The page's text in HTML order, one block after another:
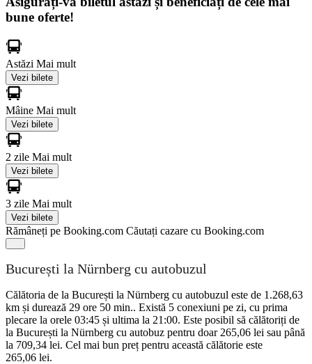
bune oferte!
Astăzi Mai mult
Vezi bilete
Mâine Mai mult
Vezi bilete
2 zile Mai mult
Vezi bilete
3 zile Mai mult
Vezi bilete
Rămâneți pe Booking.com Căutați cazare cu Booking.com
București la Nürnberg cu autobuzul
Călătoria de la București la Nürnberg cu autobuzul este de 1.268,63
km și durează 29 ore 50 min.. Există 5 conexiuni pe zi, cu prima
plecare la orele 03:45 și ultima la 21:00. Este posibil să călătoriți de
la București la Nürnberg cu autobuz pentru doar 265,06 lei sau până
la 709,34 lei. Cel mai bun preț pentru această călătorie este
265,06 lei.